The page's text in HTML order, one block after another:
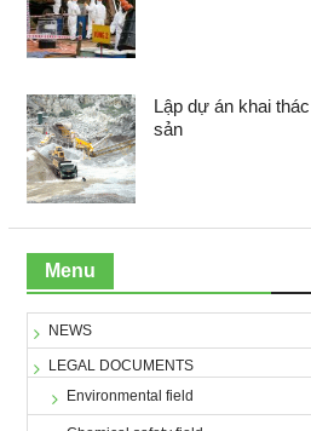
Lập dự án khai
sản
Menu
NEWS
LEGAL DOCUMENTS
Environmental field